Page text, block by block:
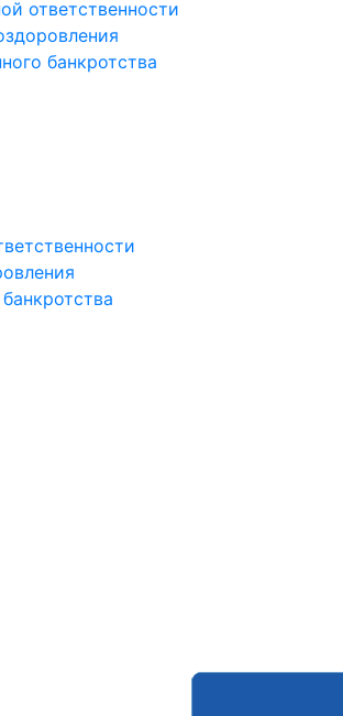
ответственности
банкротства